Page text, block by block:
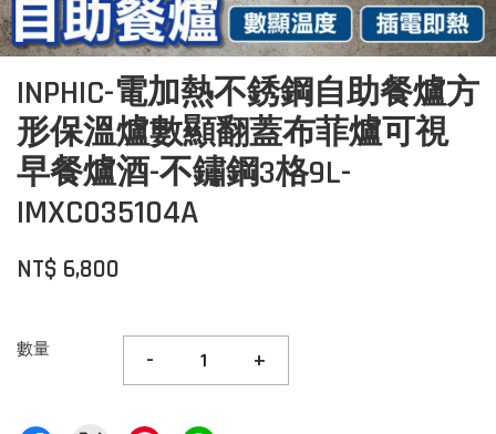
INPHIC-電加熱不銹鋼自助餐爐方
形保溫爐數顯翻蓋布菲爐可視
早餐爐酒-不鏽鋼3格9L-
IMXC035104A
NT$ 6,800
數量 - +